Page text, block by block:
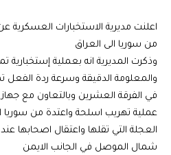
اعلنت مديرية الاستخبارات العسكرية
من سوريا الى العراق
وذكرت المديرية انه بعملية إستخبارية
والمعلومة الدقيقة وسرعة ردة الفعل
في الفرقة العشرين وبالتعاون مع
عملية تهريب اسلحة واعتدة من
العجلة التي تقلها واعتقال اصحابها
شمال الموصل في الجانب الايمن